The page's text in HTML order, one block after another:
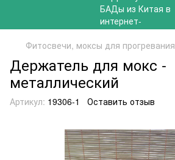
Фитосвечи, моксы для прогревания
Держатель для мокс -
металлический
Артикул: 19306-1 Оставить отзыв